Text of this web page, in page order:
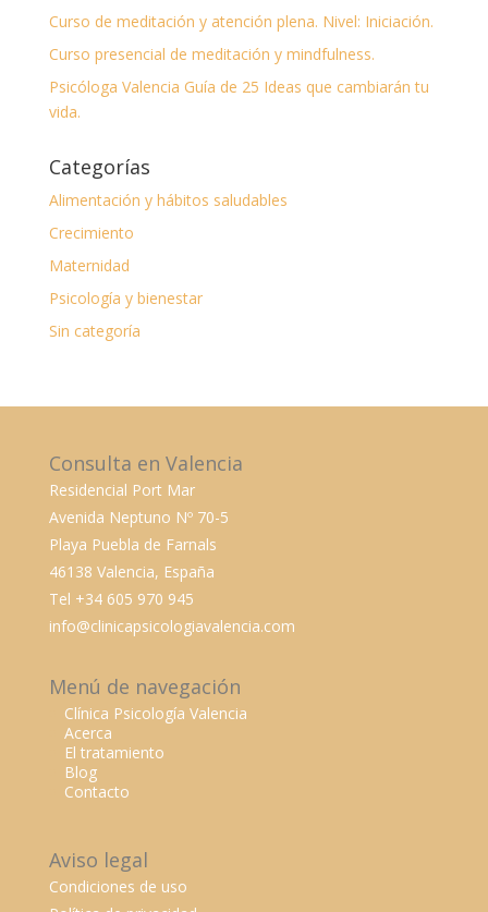
Curso de meditación y atención plena. Nivel: Iniciación.
Curso presencial de meditación y mindfulness.
Psicóloga Valencia Guía de 25 Ideas que cambiarán tu
vida.
Categorías
Alimentación y hábitos saludables
Crecimiento
Maternidad
Psicología y bienestar
Sin categoría
Consulta en Valencia
Residencial Port Mar
Avenida Neptuno Nº 70-5
Playa Puebla de Farnals
46138 Valencia, España
Tel +34 605 970 945
info@clinicapsicologiavalencia.com
Menú de navegación
Clínica Psicología Valencia
Acerca
El tratamiento
Blog
Contacto
Aviso legal
Condiciones de uso